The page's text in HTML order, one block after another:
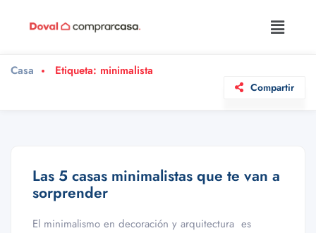
Casa Etiqueta: minimalista
Compartir
Las 5 casas minimalistas que te van a
sorprender
El minimalismo en decoración y arquitectura es